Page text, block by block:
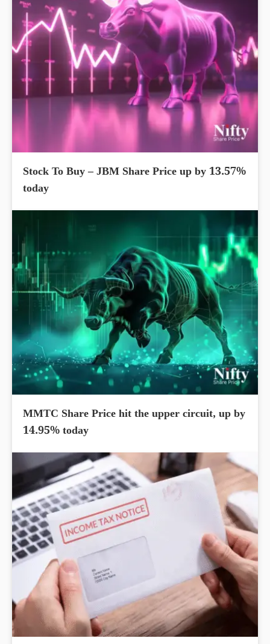
Stock To Buy – JBM Share Price up by 13.57%
today
MMTC Share Price hit the upper circuit, up by
14.95% today